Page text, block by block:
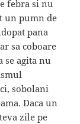
febra si nu
un pumn de
pana
sa coboare
se agita nu
sobolani
Daca un
zile pe